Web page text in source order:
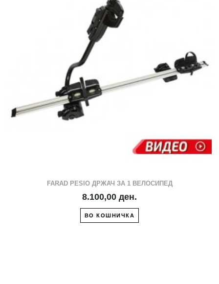
FARAD PESIO ДРЖАЧ ЗА 1 ВЕЛОСИПЕД
8.100,00 ден.
ВО КОШНИЧКА